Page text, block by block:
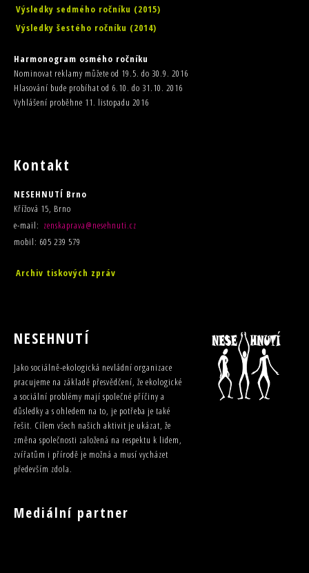
Výsledky sedmého ročníku (2015)
Výsledky šestého ročníku (2014)
Harmonogram osmého ročníku
Nominovat reklamy můžete od 19.5. do 30.9. 2016
Hlasování bude probíhat od 6.10. do 31.10. 2016
Vyhlášení proběhne 11. listopadu 2016
Kontakt
NESEHNUTÍ Brno
Křížová 15, Brno
e-mail: zenskaprava@nesehnuti.cz
mobil: 605 239 579
Archiv tiskových zpráv
NESEHNUTÍ
Jako sociálně-ekologická nevládní organizace
pracujeme na základě přesvědčení, že ekologické
a sociální problémy mají společné příčiny a
důsledky a s ohledem na to, je potřeba je také
řešit. Cílem všech našich aktivit je ukázat, že
změna společnosti založená na respektu k lidem,
zvířatům i přírodě je možná a musí vycházet
především zdola.
Mediální partner